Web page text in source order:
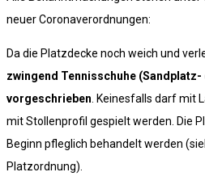
neuer Coronaverordnungen:
Da die Platzdecke noch weich und
zwingend Tennisschuhe
vorgeschrieben . Keinesfalls darf mit
mit Stollenprofil gespielt werden. Die
Beginn pfleglich behandelt werden
Platzordnung).